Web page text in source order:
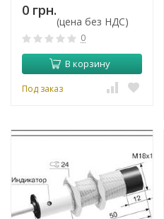
0 грн.
(цена без НДС)
0
В корзину
Под заказ